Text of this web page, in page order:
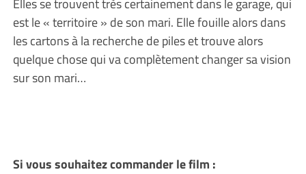
est le « territoire » de son mari. Elle fouille alors dans
les cartons à la recherche de piles et trouve alors
quelque chose qui va complètement changer sa vision
sur son mari…
Si vous souhaitez commander le film :